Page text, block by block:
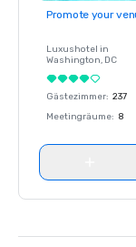
Promote your
Luxushotel in
Washington, DC
Gästezimmer: 237
Meetingräume: 8